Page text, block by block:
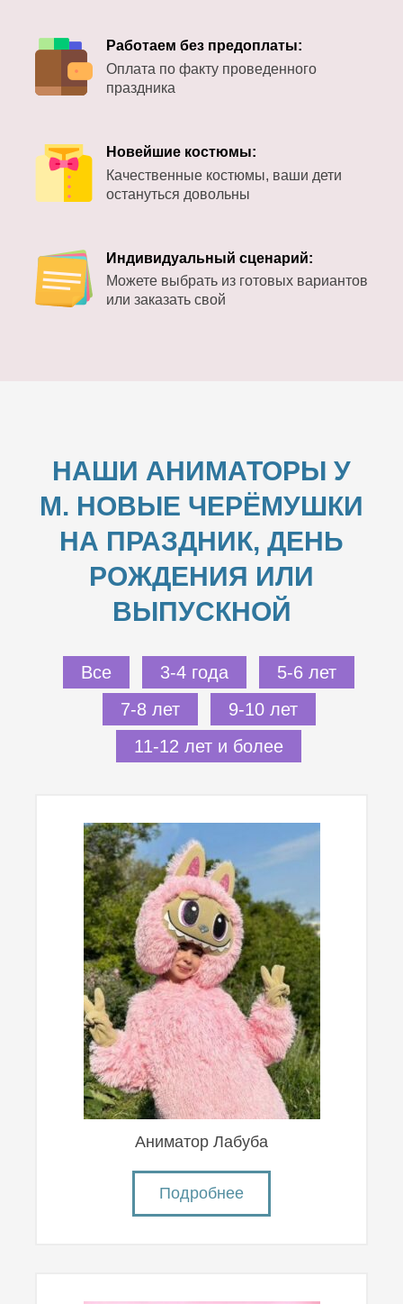
Работаем без предоплаты:
Оплата по факту проведенного
праздника
Новейшие костюмы:
Качественные костюмы, ваши дети
остануться довольны
Индивидуальный сценарий:
Можете выбрать из готовых вариантов
или заказать свой
НАШИ АНИМАТОРЫ У
М. НОВЫЕ ЧЕРЁМУШКИ
НА ПРАЗДНИК, ДЕНЬ
РОЖДЕНИЯ ИЛИ
ВЫПУСКНОЙ
Все 3-4 года
5-6 лет
7-8 лет
9-10 лет
11-12 лет и более
Аниматор Лабуба
Подробнее